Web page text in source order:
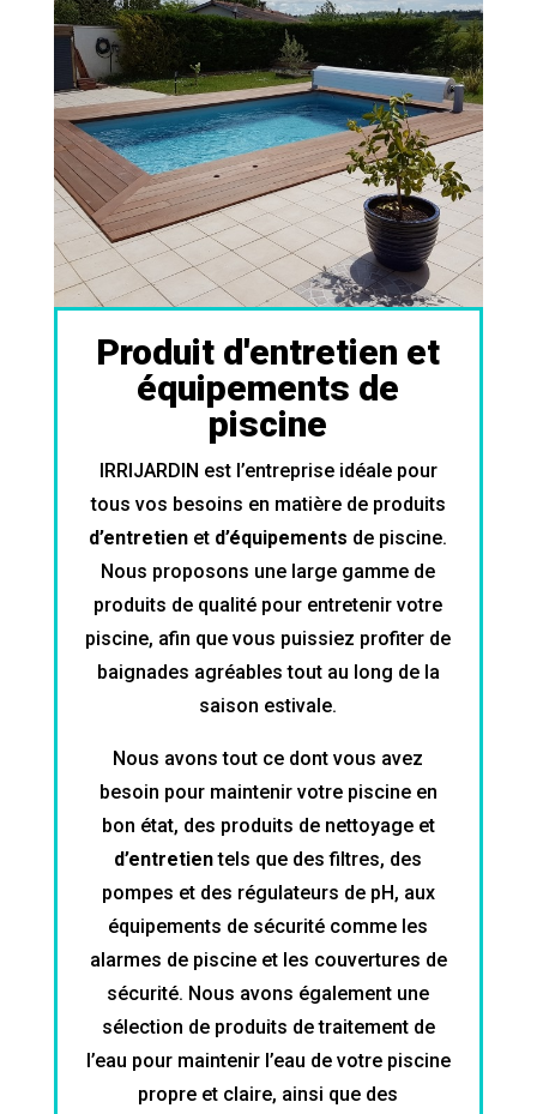
Produit d'entretien et
équipements de
piscine
IRRIJARDIN est l’entreprise idéale pour
tous vos besoins en matière de produits
d’entretien et d’équipements de piscine.
Nous proposons une large gamme de
produits de qualité pour entretenir votre
piscine, afin que vous puissiez profiter de
baignades agréables tout au long de la
saison estivale.
Nous avons tout ce dont vous avez
besoin pour maintenir votre piscine en
bon état, des produits de nettoyage et
d’entretientels que des filtres, des
pompes et des régulateurs de pH, aux
équipements de sécurité comme les
alarmes de piscine et les couvertures de
sécurité. Nous avons également une
sélection de produits de traitement de
l’eau pour maintenir l’eau de votre piscine
propre et claire, ainsi que des